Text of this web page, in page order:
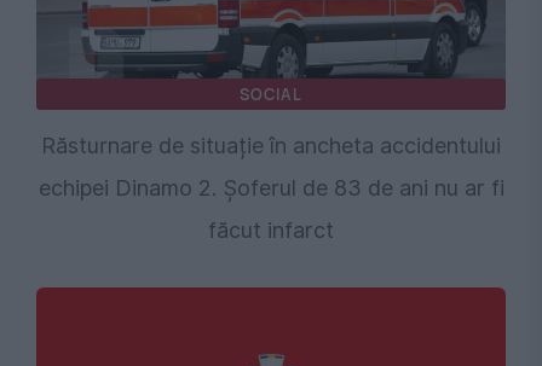
SOCIAL
Răsturnare de situație în ancheta accidentului
echipei Dinamo 2. Șoferul de 83 de ani nu ar fi
făcut infarct